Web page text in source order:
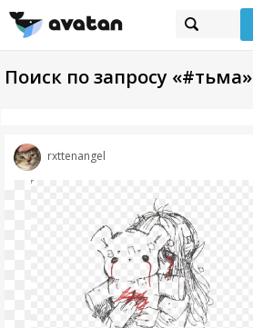
Поиск по запросу «#тьма»
rxttenangel